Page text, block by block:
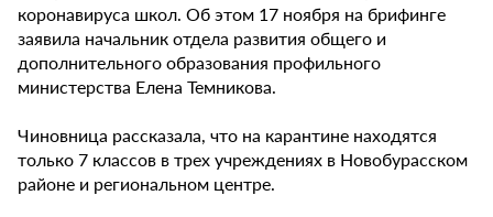
коронавируса школ. Об этом 17 ноября на брифинге
заявила начальник отдела развития общего и
дополнительного образования профильного
министерства Елена Темникова.
Чиновница рассказала, что на карантине находятся
только 7 классов в трех учреждениях в Новобурасском
районе и региональном центре.